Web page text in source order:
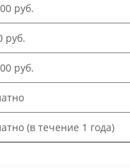
руб.
руб.
руб.
(в течение 1 года)